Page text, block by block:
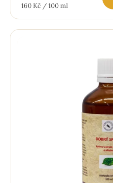
Měrná
160 Kč / 100 ml